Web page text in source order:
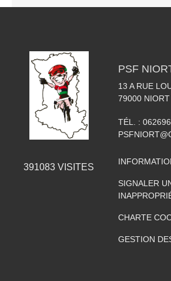
391083 VISITES
PSF
13 A RUE
79000 NIORT
TÉL. :
SIGNALER
CHARTE
GESTION